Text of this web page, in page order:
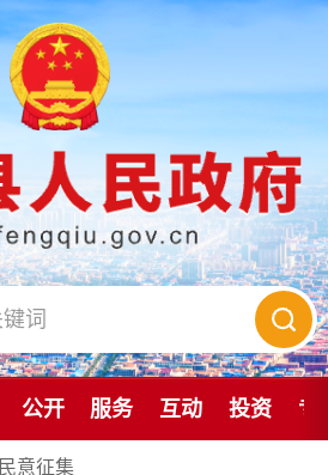
公开 服务 互动 投资 专
民意征集